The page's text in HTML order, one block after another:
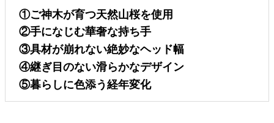
①ご神木が育つ天然山桜を使用
②手になじむ華奢な持ち手
③具材が崩れない絶妙なヘッド幅
④継ぎ目のない滑らかなデザイン
⑤暮らしに色添う経年変化